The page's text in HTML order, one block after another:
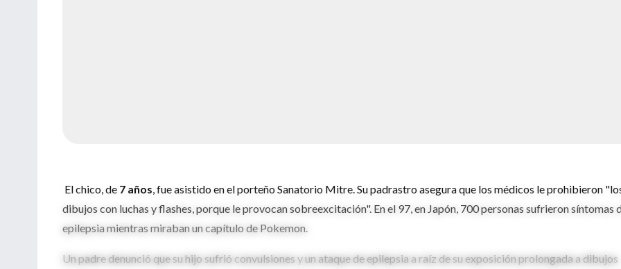
El chico, de 7 años , fue asistido en el porteño Sanatorio Mitre. Su padrastro asegura que los médicos le prohibieron
dibujos con luchas y flashes, porque le provocan sobreexcitación". En el 97, en Japón, 700 personas sufrieron síntomas
epilepsia mientras miraban un capítulo de Pokemon.
Un padre denunció que su hijo sufrió convulsiones y un ataque de epilepsia a raíz de su exposición prolongada a dibujos